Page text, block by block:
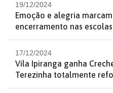
19/12/2024
Emoção e alegria
encerramento nas
17/12/2024
Vila Ipiranga ganha
Terezinha totalmente